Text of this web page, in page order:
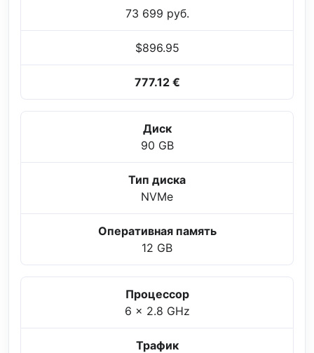
73 699 руб.
$896.95
777.12 €
Диск
90 GB
Тип диска
NVMe
Оперативная память
12 GB
Процессор
6 x 2.8 GHz
Трафик